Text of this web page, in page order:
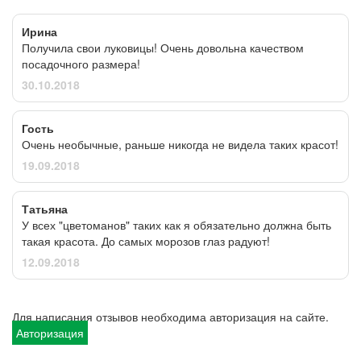
Ирина
Получила свои луковицы! Очень довольна качеством
посадочного размера!
30.10.2018
Гость
Очень необычные, раньше никогда не видела таких красот!
19.09.2018
Татьяна
У всех "цветоманов" таких как я обязательно должна быть
такая красота. До самых морозов глаз радуют!
12.09.2018
Для написания отзывов необходима авторизация на сайте.
Авторизация